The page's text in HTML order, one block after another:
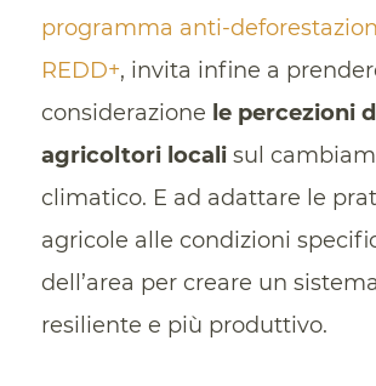
programma anti-
REDD+, invita infine a
considerazione le percezioni
agricoltori localisul
climatico. E ad adattare le
agricole alle condizioni
dell’area per creare un
resiliente e più produttivo.